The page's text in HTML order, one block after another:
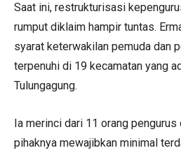
Saat ini, restrukturisasi
rumput diklaim hampir tuntas.
syarat keterwakilan pemuda dan
terpenuhi di 19 kecamatan yang
Tulungagung.
Ia merinci dari 11 orang
pihaknya mewajibkan minimal